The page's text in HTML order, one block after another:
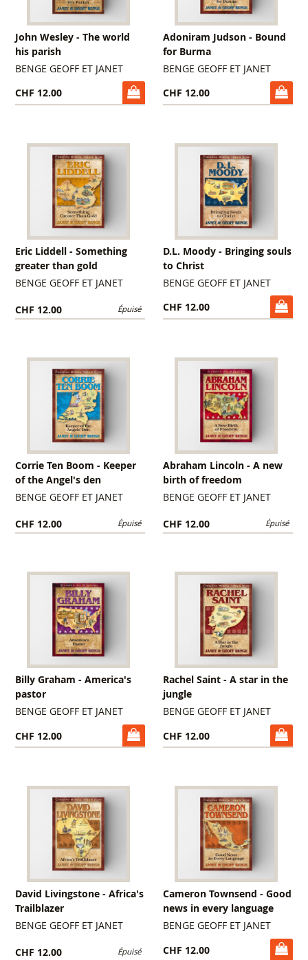
John Wesley - The world
his parish
BENGE GEOFF ET JANET
CHF 12.00
Adoniram Judson - Bound
for Burma
BENGE GEOFF ET JANET
CHF 12.00
Eric Liddell - Something
greater than gold
BENGE GEOFF ET JANET
CHF 12.00 Épuisé
D.L. Moody - Bringing souls
to Christ
BENGE GEOFF ET JANET
CHF 12.00
Corrie Ten Boom - Keeper
of the Angel's den
BENGE GEOFF ET JANET
CHF 12.00 Épuisé
Abraham Lincoln - A new
birth of freedom
BENGE GEOFF ET JANET
CHF 12.00 Épuisé
Billy Graham - America's
pastor
BENGE GEOFF ET JANET
CHF 12.00
Rachel Saint - A star in the
jungle
BENGE GEOFF ET JANET
CHF 12.00
David Livingstone - Africa's
Trailblazer
BENGE GEOFF ET JANET
CHF 12.00 Épuisé
Cameron Townsend - Good
news in every language
BENGE GEOFF ET JANET
CHF 12.00